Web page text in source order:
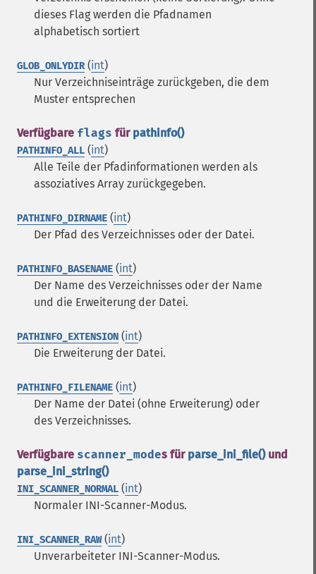
dieses Flag werden die Pfadnamen
alphabetisch sortiert
GLOB_ONLYDIR(int)
Nur Verzeichniseinträge zurückgeben, die dem
Muster entsprechen
Verfügbare flags für pathinfo()
PATHINFO_ALL (int)
Alle Teile der Pfadinformationen werden als
assoziatives Array zurückgegeben.
PATHINFO_DIRNAME (int)
Der Pfad des Verzeichnisses oder der Datei.
PATHINFO_BASENAME (int)
Der Name des Verzeichnisses oder der Name
und die Erweiterung der Datei.
PATHINFO_EXTENSION (int)
Die Erweiterung der Datei.
PATHINFO_FILENAME (int)
Der Name der Datei (ohne Erweiterung) oder
des Verzeichnisses.
Verfügbare scanner_modes für parse_ini_file()und
parse_ini_string()
INI_SCANNER_NORMAL (int)
Normaler INI-Scanner-Modus.
INI_SCANNER_RAW(int)
Unverarbeiteter INI-Scanner-Modus.